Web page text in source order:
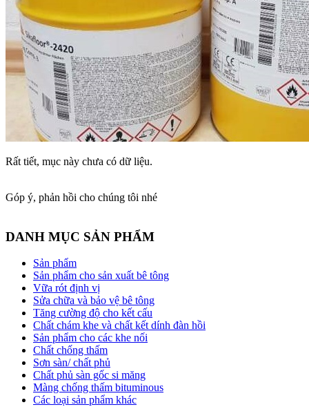
Rất tiết, mục này chưa có dữ liệu.
Góp ý, phản hồi cho chúng tôi nhé
DANH MỤC SẢN PHẨM
Sản phẩm
Sản phẩm cho sản xuất bê tông
Vữa rót định vị
Sửa chữa và bảo vệ bê tông
Tăng cường độ cho kết cấu
Chất chám khe và chất kết dính đàn hồi
Sản phẩm cho các khe nối
Chất chống thấm
Sơn sàn/ chất phủ
Chất phủ sàn gốc si măng
Màng chống thấm bituminous
Các loại sản phẩm khác